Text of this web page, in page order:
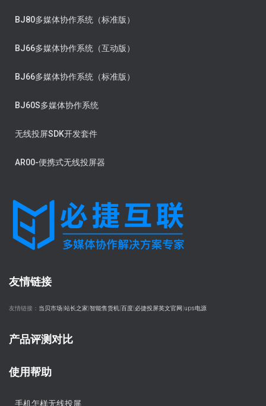
BJ80多媒体协作系统（标准版）
BJ66多媒体协作系统（互动版）
BJ66多媒体协作系统（标准版）
BJ60S多媒体协作系统
无线投屏SDK开发套件
AR00-便携式无线投屏器
友情链接
友情链接： 当贝市场 站长之家 智能售货机 百度 必捷投屏英文官网 ups电源
产品评测对比
使用帮助
手机怎样无线投屏